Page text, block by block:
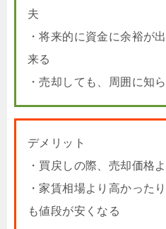
夫
・将来的に資金に余裕が
来る
・売却しても、周囲に知
デメリット
・買戻しの際、売却価格
・家賃相場より高かった
も値段が安くなる